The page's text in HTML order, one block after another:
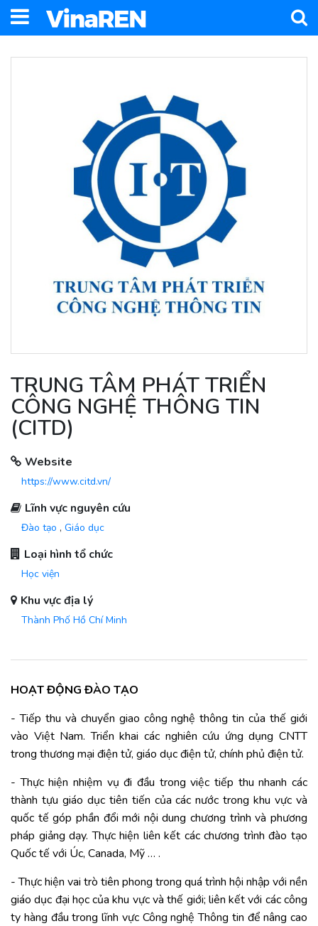
TRUNG TÂM PHÁT TRIỂN
CÔNG NGHỆ THÔNG TIN
(CITD)
Website
https://www.citd.vn/
Lĩnh vực nguyên cứu
Đào tạo , Giáo dục
Loại hình tổ chức
Học viện
Khu vực địa lý
Thành Phố Hồ Chí Minh
HOẠT ĐỘNG ĐÀO TẠO
- Tiếp thu và chuyển giao công nghệ thông tin của thế giới
vào Việt Nam. Triển khai các nghiên cứu ứng dụng CNTT
trong thương mại điện tử, giáo dục điện tử, chính phủ điện tử.
- Thực hiện nhiệm vụ đi đầu trong việc tiếp thu nhanh các
thành tựu giáo dục tiên tiến của các nước trong khu vực và
quốc tế góp phần đổi mới nội dung chương trình và phương
pháp giảng dạy. Thực hiện liên kết các chương trình đào tạo
Quốc tế với Úc, Canada, Mỹ … .
- Thực hiện vai trò tiên phong trong quá trình hội nhập với nền
giáo dục đại học của khu vực và thế giới; liên kết với các công
ty hàng đầu trong lĩnh vực Công nghệ Thông tin để nâng cao